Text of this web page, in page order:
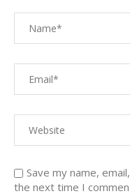
Save my name,
the next time I